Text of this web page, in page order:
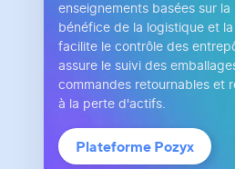
enseignements basées sur la
bénéfice de la logistique et la
facilite le contrôle des
assure le suivi des
commandes retournables et
à la perte d'actifs.
Plateforme Pozyx